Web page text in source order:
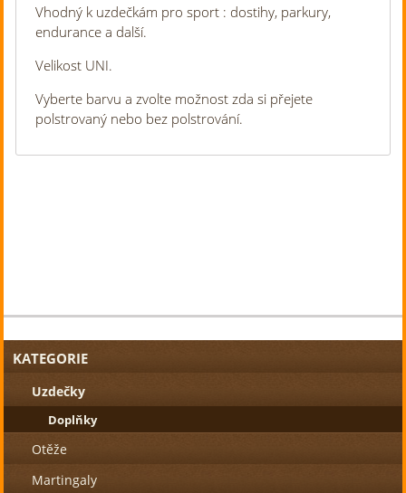
Vhodný k uzdečkám pro sport : dostihy, parkury,
endurance a další.
Velikost UNI.
Vyberte barvu a zvolte možnost zda si přejete
polstrovaný nebo bez polstrování.
KATEGORIE
Uzdečky
Doplňky
Otěže
Martingaly